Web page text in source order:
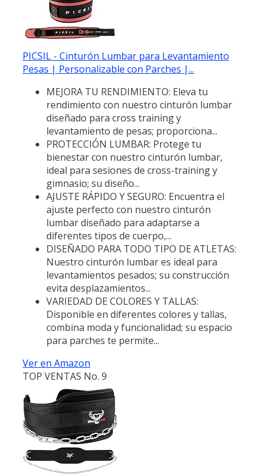
PICSIL - Cinturón Lumbar para Levantamiento
Pesas | Personalizable con Parches |...
MEJORA TU RENDIMIENTO: Eleva tu
rendimiento con nuestro cinturón lumbar
diseñado para cross training y
levantamiento de pesas; proporciona...
PROTECCIÓN LUMBAR: Protege tu
bienestar con nuestro cinturón lumbar,
ideal para sesiones de cross-training y
gimnasio; su diseño...
AJUSTE RÁPIDO Y SEGURO: Encuentra el
ajuste perfecto con nuestro cinturón
lumbar diseñado para adaptarse a
diferentes tipos de cuerpo,...
DISEÑADO PARA TODO TIPO DE ATLETAS:
Nuestro cinturón lumbar es ideal para
levantamientos pesados; su construcción
evita desplazamientos...
VARIEDAD DE COLORES Y TALLAS:
Disponible en diferentes colores y tallas,
combina moda y funcionalidad; su espacio
para parches te permite...
Ver en Amazon
TOP VENTAS No. 9